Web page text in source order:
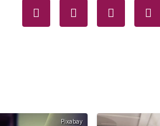
Pixabay